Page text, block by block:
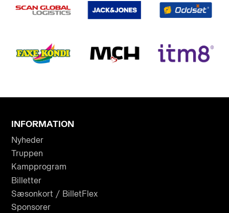
INFORMATION
Nyheder
Truppen
Kampprogram
Billetter
Sæsonkort / BilletFlex
Sponsorer